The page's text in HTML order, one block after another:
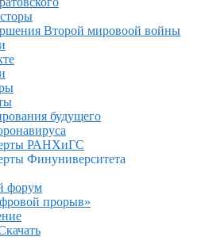
Второй мировоой войны
будущего
РАНХиГС
Финуниверситета
форум
прорыв»